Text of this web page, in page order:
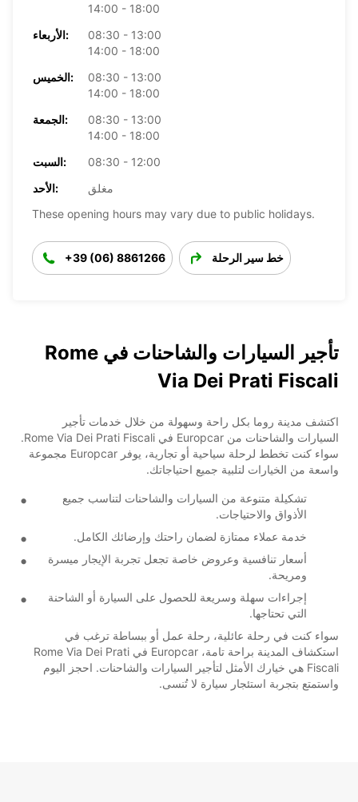
14:00 - 18:00
الأربعاء:
08:30 - 13:00
14:00 - 18:00
الخميس:
08:30 - 13:00
14:00 - 18:00
الجمعة:
08:30 - 13:00
14:00 - 18:00
السبت:
08:30 - 12:00
الأحد:
مغلق
These opening hours may vary due to public holidays.
+39 (06) 8861266 خط سير الرحلة
تأجير السيارات والشاحنات في Rome
Via Dei Prati Fiscali
اكتشف مدينة روما بكل راحة وسهولة من خلال خدمات تأجير
السيارات والشاحنات من Europcar في Rome Via Dei Prati Fiscali.
سواء كنت تخطط لرحلة سياحية أو تجارية، يوفر Europcar مجموعة
واسعة من الخيارات لتلبية جميع احتياجاتك.
تشكيلة متنوعة من السيارات والشاحنات لتناسب جميع
الأذواق والاحتياجات.
خدمة عملاء ممتازة لضمان راحتك وإرضائك الكامل.
أسعار تنافسية وعروض خاصة تجعل تجربة الإيجار ميسرة
ومريحة.
إجراءات سهلة وسريعة للحصول على السيارة أو الشاحنة
التي تحتاجها.
سواء كنت في رحلة عائلية، رحلة عمل أو ببساطة ترغب في
استكشاف المدينة براحة تامة، Europcar في Rome Via Dei Prati
Fiscali هي خيارك الأمثل لتأجير السيارات والشاحنات. احجز اليوم
واستمتع بتجربة استئجار سيارة لا تُنسى.